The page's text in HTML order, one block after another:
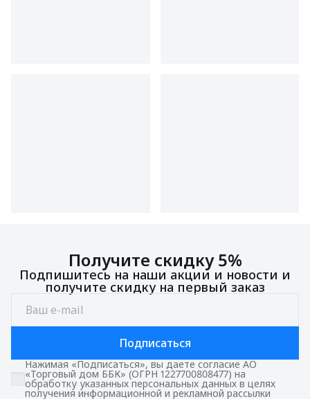
Получите скидку 5%
Подпишитесь на наши акции и новости и
получите скидку на первый заказ
Подписаться
Нажимая «Подписаться», вы даете согласие АО
«Торговый дом ББК» (ОГРН 1227700808477) на
обработку указанных персональных данных в целях
получения информационной и рекламной рассылки